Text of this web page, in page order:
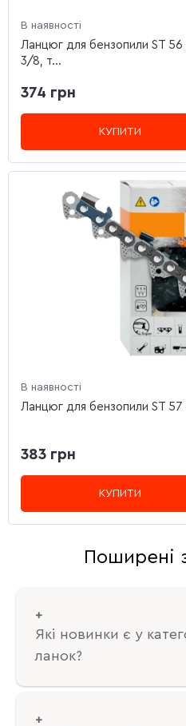
В наявності
Ланцюг для бензопили ST 56
3/8, т...
374 грн
КУПИТИ
В наявності
Ланцюг для бензопили ST
383 грн
КУПИТИ
Поширені
Які новинки є у
ланок?